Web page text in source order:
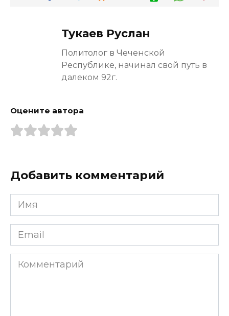
Тукаев Руслан
Политолог в Чеченской
Республике, начинал свой путь в
далеком 92г.
Оцените автора
Добавить комментарий
Имя
*
Email
*
Комментарий